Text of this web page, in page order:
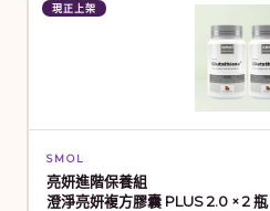
現正上架
SMOL
亮妍進階保養組
澄淨亮妍複方膠囊 PLUS 2.0 × 2 瓶